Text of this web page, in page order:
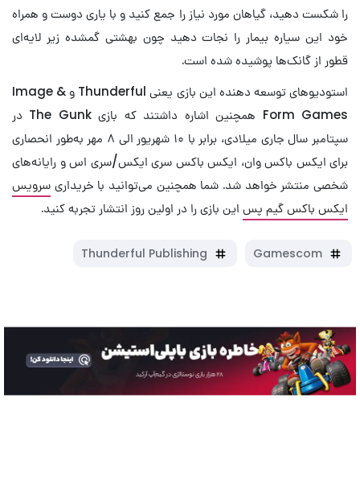
را شکست دهید، گیاهان مورد نیاز را جمع کنید و با یاری دوست و همراه
خود این سیاره بیمار را نجات دهید چون بهشتی گمشده زیر لایه‌ای
قطور از گانک‌ها پوشیده شده است.
استودیوهای توسعه دهنده این بازی یعنی Thunderful و Image &
Form Games همچنین اشاره داشتند که بازی The Gunk در
سپتامبر سال جاری میلادی، برابر با ۱۰ شهریور الی ۸ مهر به‌طور انحصاری
برای ایکس باکس وان، ایکس باکس سری ایکس/سری اس و رایانه‌های
شخصی منتشر خواهد شد. شما همچنین می‌توانید با خریداری سرویس
ایکس باکس گیم پس این بازی را در اولین روز انتشار تجربه کنید.
Gamescom
Thunderful Publishing